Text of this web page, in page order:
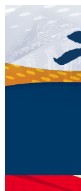
跳
要
內